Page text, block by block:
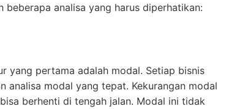
beberapa analisa yang harus diperhatikan:
yang pertama adalah modal. Setiap bisnis
analisa modal yang tepat. Kekurangan modal
berhenti di tengah jalan. Modal ini tidak